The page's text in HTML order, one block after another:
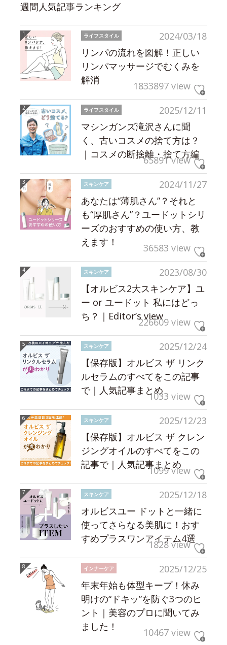
週間人気記事ランキング
2024/03/18
ライフスタイル
リンパの流れを図解！正しい
リンパマッサージでむくみを
解消
1833897 view
2025/12/11
ライフスタイル
マシンガンズ滝沢さんに聞
く、古いコスメの捨て方は？
｜コスメの断捨離・捨て方編
65891 view
2024/11/27
スキンケア
あなたは“薄肌さん”？それと
も“厚肌さん”？ユードットシリ
ーズのおすすめの使い方、教
えます！
36583 view
2023/08/30
スキンケア
【オルビス2大スキンケア】ユ
ー or ユードット 私にはどっ
ち？｜Editor’s view226609 view
2025/12/24
スキンケア
【保存版】オルビス ザ リンク
ルセラムのすべてをこの記事
で｜人気記事まとめ1033 view
2025/12/23
スキンケア
【保存版】オルビス ザ クレン
ジングオイルのすべてをこの
記事で｜人気記事まとめ
1099 view
2025/12/18
スキンケア
オルビスユー ドットと一緒に
使ってさらなる美肌に！おす
すめプラスワンアイテム4選
1828 view
2025/12/25
インナーケア
年末年始も体型キープ！休み
明けの“ドキッ”を防ぐ3つのヒ
ント｜美容のプロに聞いてみ
ました！
10467 view